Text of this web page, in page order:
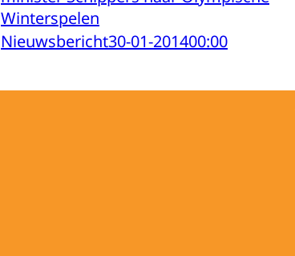
Winterspelen
Nieuwsbericht30-01-201400:00